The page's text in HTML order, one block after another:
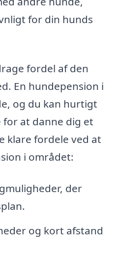
for din hunds
fordel af den
En hundepension i
og du kan hurtigt
at danne dig et
klare fordele ved at
i området:
der
og kort afstand